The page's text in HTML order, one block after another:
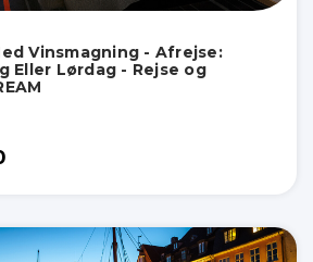
Vinsmagning - Afrejse:
Eller Lørdag - Rejse og